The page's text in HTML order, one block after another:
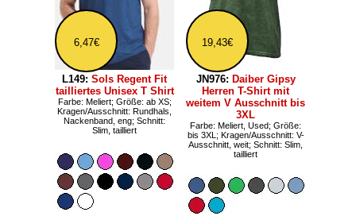
6,47€
L149: Sols Regent Fit
tailliertes Unisex T Shirt
Farbe: Meliert; Größe: ab XS;
Kragen/Ausschnitt: Rundhals,
Nackenband, eng; Schnitt:
Slim, tailliert
19,43€
JN976: Daiber Gipsy
Herren T-Shirt mit
weitem V Ausschnitt bis
3XL
Farbe: Meliert, Used; Größe:
bis 3XL; Kragen/Ausschnitt: V-
Ausschnitt, weit; Schnitt: Slim,
tailliert